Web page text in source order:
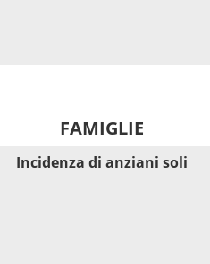
FAMIGLIE
Incidenza di anziani soli